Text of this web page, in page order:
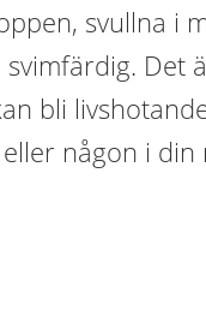
svullna i
Det
bli
någon i din